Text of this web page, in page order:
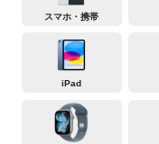
スマホ・携帯
iPad